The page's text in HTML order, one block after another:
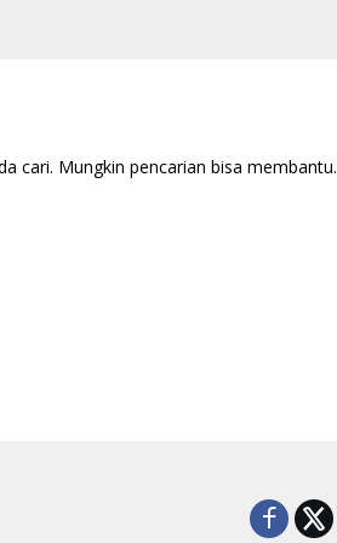
cari. Mungkin pencarian bisa membantu.